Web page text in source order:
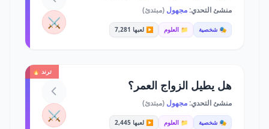
منشئ التحدي:مجهول (مبتدئ)
🎭 شخصية 📁 العلوم ▶️ لعبها 7,281 ⚔️
ترند 🔥
هل يطيل الزواج العمر؟
منشئ التحدي:مجهول (مبتدئ)
🎭 شخصية 📁 العلوم ▶️ لعبها 2,445 ⚔️